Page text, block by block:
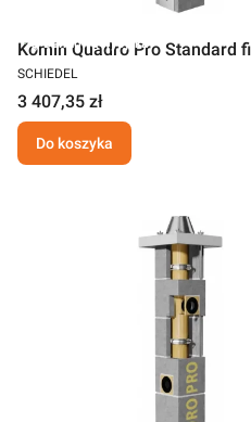
Darmowa wysyłka
Komin Quadro Pro Standard
SCHIEDEL
3 407,35 zł
Do koszyka